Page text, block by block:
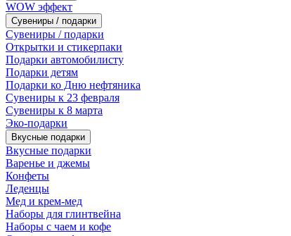
WOW эффект
Сувениры / подарки
Сувениры / подарки
Открытки и стикерпаки
Подарки автомобилисту
Подарки детям
Подарки ко Дню нефтяника
Сувениры к 23 февраля
Сувениры к 8 марта
Эко-подарки
Вкусные подарки
Вкусные подарки
Варенье и джемы
Конфеты
Леденцы
Мед и крем-мед
Наборы для глинтвейна
Наборы с чаем и кофе